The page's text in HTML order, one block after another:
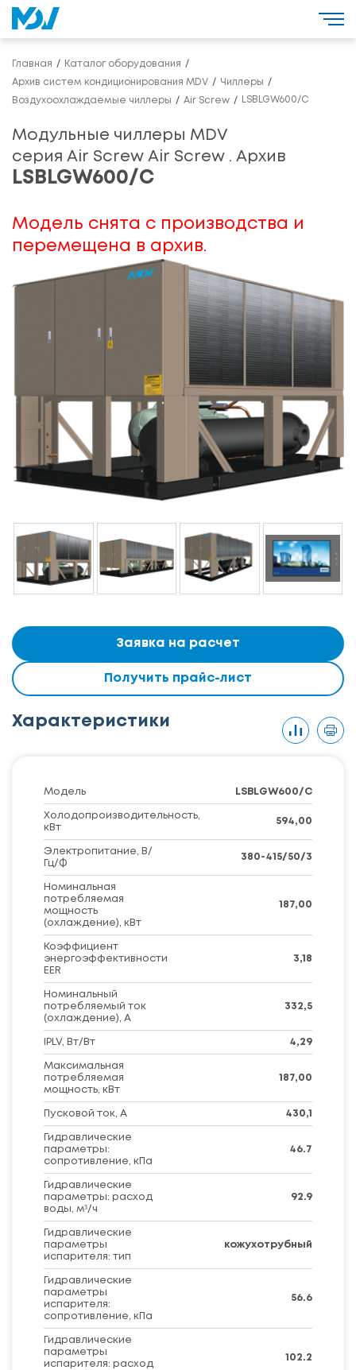
Главная Каталог оборудования
Архив систем кондиционирования MDV Чиллеры
Воздухоохлаждаемые чиллеры Air Screw LSBLGW600/C
Модульные чиллеры MDV
серия Air Screw Air Screw . Архив
LSBLGW600/C
Модель снята с производства и
перемещена в архив.
Заявка на расчет
Получить прайс-лист
Характеристики
Модель LSBLGW600/C
Холодопроизводительность,
кВт
594,00
Электропитание, В/
Гц/Ф
380-415/50/3
Номинальная
потребляемая
мощность
(охлаждение), кВт
187,00
Коэффициент
энергоэффективности
EER
3,18
Номинальный
потребляемый ток
(охлаждение), А
332,5
IPLV, Вт/Вт 4,29
Максимальная
потребляемая
мощность, кВт
187,00
Пусковой ток, А 430,1
Гидравлические
параметры:
сопротивление, кПа
46.7
Гидравлические
параметры: расход
воды, м³/ч
92.9
Гидравлические
параметры
испарителя: тип
кожухотрубный
Гидравлические
параметры
испарителя:
сопротивление, кПа
56.6
Гидравлические
параметры
испарителя: расход
102.2